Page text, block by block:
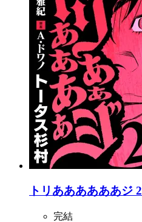
トリああああああジ 2
完結